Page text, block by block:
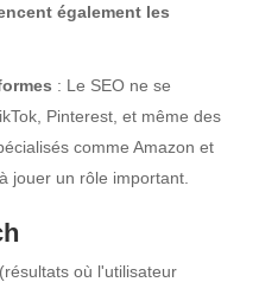
également les
: Le SEO ne se
Pinterest, et même des
comme Amazon et
jouer un rôle important.
(résultats où l'utilisateur